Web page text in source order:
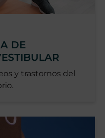
DE
y trastornos del